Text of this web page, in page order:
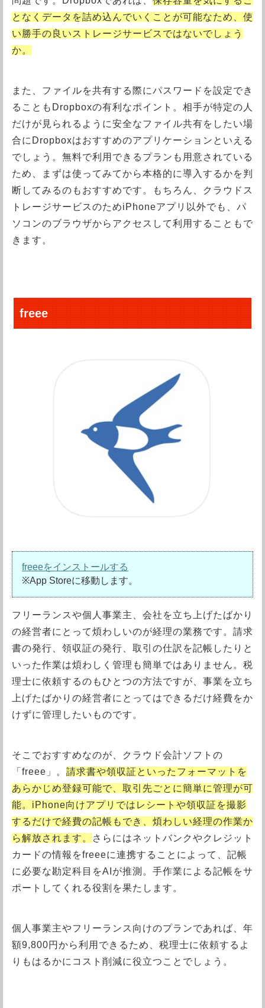
となくデータを詰め込んでいくことが可能なため、使
い勝手の良いストレージサービスではないでしょう
か。
また、ファイルを共有する際にパスワードを設定でき
ることもDropboxの有利なポイント。相手が特定の人
だけが見られるように安全なファイル共有をしたい場
合にDropboxはおすすめのアプリケーションといえる
でしょう。無料で利用できるプランも用意されている
ため、まずは使ってみてから本格的に導入するかを判
断してみるのもおすすめです。もちろん、クラウドス
トレージサービスのためiPhoneアプリ以外でも、パ
ソコンのブラウザからアクセスして利用することもで
きます。
freee
freeeをインストールする
※App Storeに移動します。
フリーランスや個人事業主、会社を立ち上げたばかり
の経営者にとって煩わしいのが経理の業務です。請求
書の発行、領収証の発行、取引の仕訳を記帳したりと
いった作業は煩わしく管理も簡単ではありません。税
理士に依頼するのもひとつの方法ですが、事業を立ち
上げたばかりの経営者にとってはできるだけ経費をか
けずに管理したいものです。
そこでおすすめなのが、クラウド会計ソフトの
「freee」。 請求書や領収証といったフォーマットを
あらかじめ登録可能で、取引先ごとに簡単に管理が可
能。iPhone向けアプリではレシートや領収証を撮影
するだけで経費の記帳もでき、煩わしい経理の作業か
ら解放されます。
さらにはネットバンクやクレジット
カードの情報をfreeeに連携することによって、記帳
に必要な勘定科目をAIが推測。手作業による記帳をサ
ポートしてくれる役割を果たします。
個人事業主やフリーランス向けのプランであれば、年
額9,800円から利用できるため、税理士に依頼するよ
りもはるかにコスト削減に役立つことでしょう。